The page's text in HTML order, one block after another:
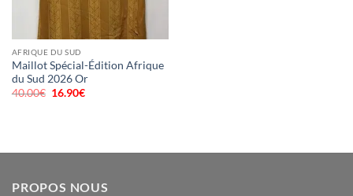
AFRIQUE DU SUD
Maillot Spécial-Édition Afrique
du Sud 2026 Or
40.00€ Le
16.90€Le
PROPOS NOUS